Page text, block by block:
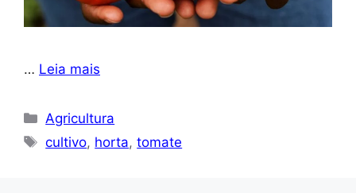
… Leia mais
Categorias
Agricultura
Tags
cultivo, horta,tomate